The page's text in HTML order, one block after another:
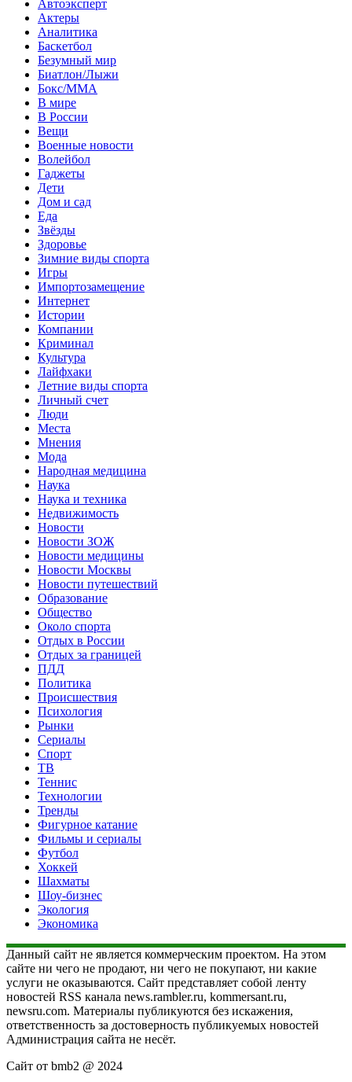
Автоэксперт
Актеры
Аналитика
Баскетбол
Безумный мир
Биатлон/Лыжи
Бокс/MMA
В мире
В России
Вещи
Военные новости
Волейбол
Гаджеты
Дети
Дом и сад
Еда
Звёзды
Здоровье
Зимние виды спорта
Игры
Импортозамещение
Интернет
Истории
Компании
Криминал
Культура
Лайфхаки
Летние виды спорта
Личный счет
Люди
Места
Мнения
Мода
Народная медицина
Наука
Наука и техника
Недвижимость
Новости
Новости ЗОЖ
Новости медицины
Новости Москвы
Новости путешествий
Образование
Общество
Около спорта
Отдых в России
Отдых за границей
ПДД
Политика
Происшествия
Психология
Рынки
Сериалы
Спорт
ТВ
Теннис
Технологии
Тренды
Фигурное катание
Фильмы и сериалы
Футбол
Хоккей
Шахматы
Шоу-бизнес
Экология
Экономика
Данный сайт не является коммерческим проектом. На этом
сайте ни чего не продают, ни чего не покупают, ни какие
услуги не оказываются. Сайт представляет собой ленту
новостей RSS канала news.rambler.ru, kommersant.ru,
newsru.com. Материалы публикуются без искажения,
ответственность за достоверность публикуемых новостей
Администрация сайта не несёт.
Сайт от bmb2 @ 2024